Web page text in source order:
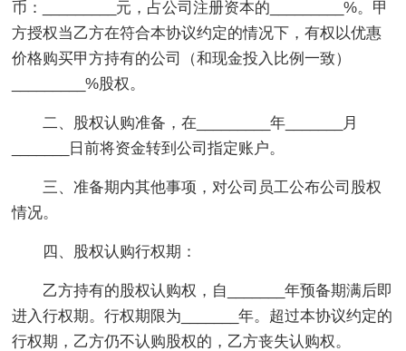
币：_________元，占公司注册资本的_________%。甲
方授权当乙方在符合本协议约定的情况下，有权以优惠
价格购买甲方持有的公司（和现金投入比例一致）
_________%股权。
二、股权认购准备，在_________年_______月
_______日前将资金转到公司指定账户。
三、准备期内其他事项，对公司员工公布公司股权
情况。
四、股权认购行权期：
乙方持有的股权认购权，自_______年预备期满后即
进入行权期。行权期限为_______年。超过本协议约定的
行权期，乙方仍不认购股权的，乙方丧失认购权。